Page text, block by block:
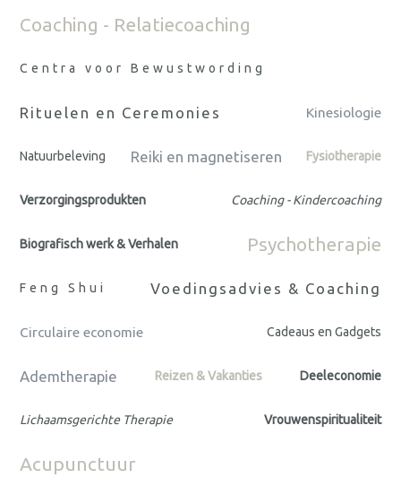
Coaching - Relatiecoaching
Centra voor Bewustwording
Rituelen en Ceremonies Kinesiologie
Natuurbeleving Reiki en magnetiseren Fysiotherapie
Verzorgingsprodukten Coaching - Kindercoaching
Biografisch werk & Verhalen Psychotherapie
Feng Shui Voedingsadvies & Coaching
Circulaire economie Cadeaus en Gadgets
Ademtherapie Reizen & Vakanties Deeleconomie
Lichaamsgerichte Therapie Vrouwenspiritualiteit
Acupunctuur